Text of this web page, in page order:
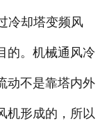
冷却塔变频风
的。机械通风冷
动不是靠塔内外
机形成的，所以